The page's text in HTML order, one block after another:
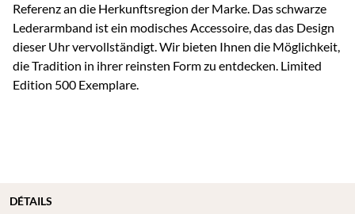
Referenz an die Herkunftsregion der Marke. Das schwarze
Lederarmband ist ein modisches Accessoire, das das Design
dieser Uhr vervollständigt. Wir bieten Ihnen die Möglichkeit,
die Tradition in ihrer reinsten Form zu entdecken. Limited
Edition 500 Exemplare.
DÉTAILS